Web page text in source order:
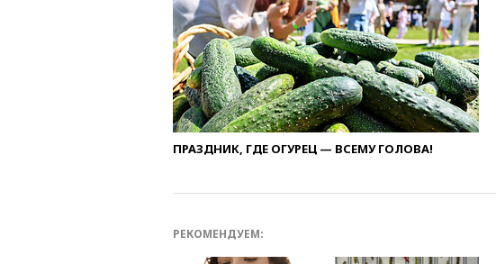
ПРАЗДНИК, ГДЕ ОГУРЕЦ — ВСЕМУ ГОЛОВА!
РЕКОМЕНДУЕМ: